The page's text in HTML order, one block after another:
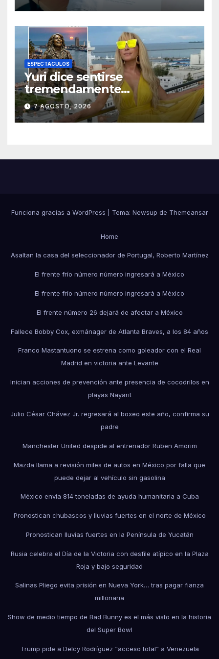
ESPECTACULOS
Yuri dice sentirse
tremendamente
emocionada sobre su estatua
que le harán en Veracruz
7 AGOSTO, 2026
Funciona gracias a WordPress Tema: Newsup de Themeansar
Home
Asaltan la casa del seleccionador de Portugal, Roberto Martínez
El frente frío número número ingresará a México
El frente frío número número ingresará a México
El frente número 26 dejará de afectar a México
Fallece Bobby Cox, exmánager de Atlanta Braves, a los 84 años
Franco Mastantuono se estrena como goleador con el Real
Madrid en victoria ante Levante
Inician acciones de prevención ante presencia de cocodrilos en
playas Nayarit
Julio César Chávez Jr. regresará al boxeo este año, confirma su
padre
Manchester United despide al entrenador Ruben Amorim
Mazda llama a revisión miles de autos en México por falla que
puede dejar al vehículo sin gasolina
México envía 814 toneladas de ayuda humanitaria a Cuba
Pronostican chubascos y lluvias fuertes en el norte de México
Pronostican lluvias fuertes en la Península de Yucatán
Rusia celebra el Día de la Victoria con desfile atípico en la Plaza
Roja y bajo seguridad
Salinas Pliego evita prisión en Nueva York… tras pagar fianza
millonaria
Show de medio tiempo de Bad Bunny es el más visto en la historia
del Super Bowl
Trump pide a Delcy Rodríguez “acceso total” a Venezuela